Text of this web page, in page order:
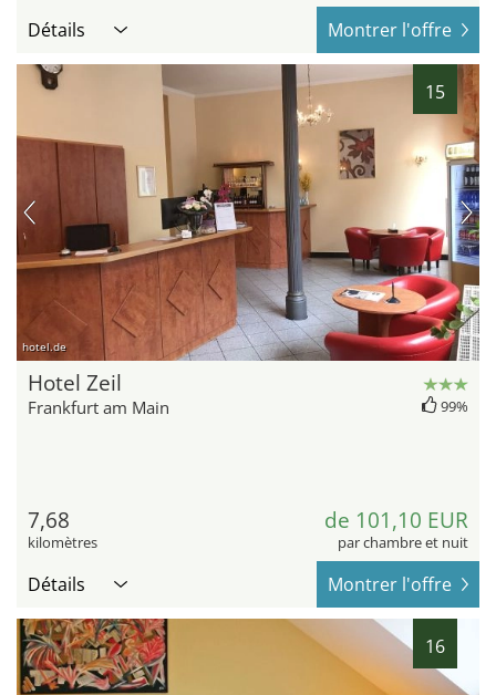
Détails Montrer l'offre
15
hotel.de
Hotel Zeil
Frankfurt am Main 99%
7,68
kilomètres
de 101,10 EUR
par chambre et nuit
Détails Montrer l'offre
16